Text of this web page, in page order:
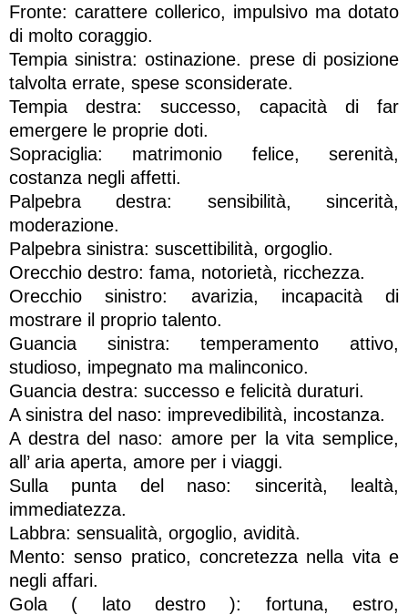
Fronte: carattere collerico, impulsivo ma dotato
di molto coraggio.
Tempia sinistra: ostinazione. prese di posizione
talvolta errate, spese sconsiderate.
Tempia destra: successo, capacità di far
emergere le proprie doti.
Sopraciglia: matrimonio felice, serenità,
costanza negli affetti.
Palpebra destra: sensibilità, sincerità,
moderazione.
Palpebra sinistra: suscettibilità, orgoglio.
Orecchio destro: fama, notorietà, ricchezza.
Orecchio sinistro: avarizia, incapacità di
mostrare il proprio talento.
Guancia sinistra: temperamento attivo,
studioso, impegnato ma malinconico.
Guancia destra: successo e felicità duraturi.
A sinistra del naso: imprevedibilità, incostanza.
A destra del naso: amore per la vita semplice,
all’ aria aperta, amore per i viaggi.
Sulla punta del naso: sincerità, lealtà,
immediatezza.
Labbra: sensualità, orgoglio, avidità.
Mento: senso pratico, concretezza nella vita e
negli affari.
Gola ( lato destro ): fortuna, estro,